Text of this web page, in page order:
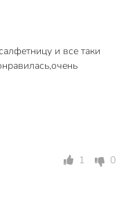
и все таки
1 0